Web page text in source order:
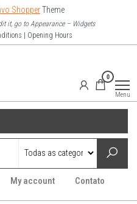
ShopperTheme
it, go to Appearance – Widgets
| Opening Hours
0
Menu
My account Contato